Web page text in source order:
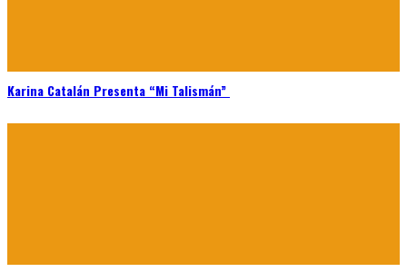
Karina Catalán Presenta “Mi Talismán”